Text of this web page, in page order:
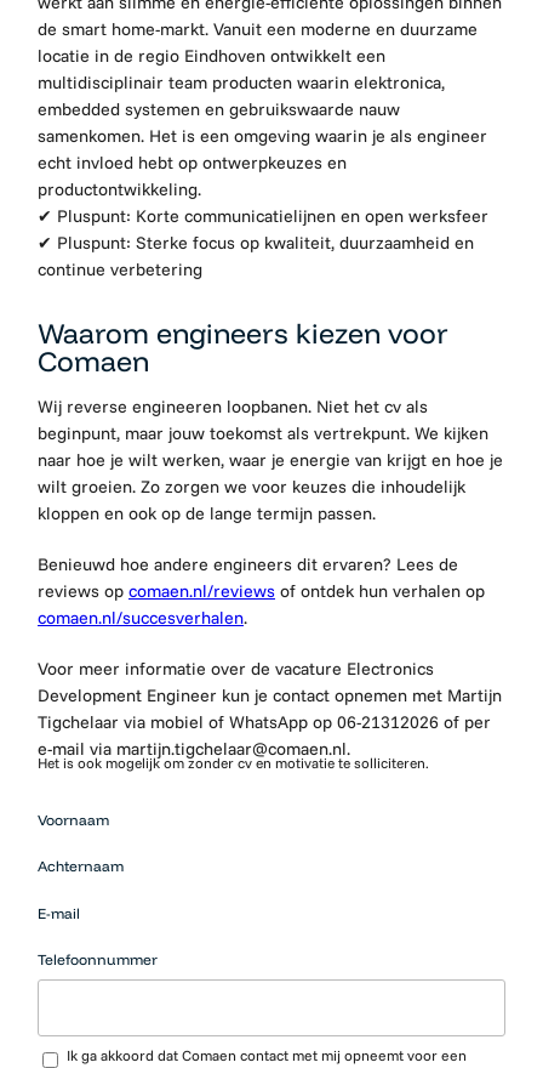
de smart home-markt. Vanuit een moderne en duurzame
locatie in de regio Eindhoven ontwikkelt een
multidisciplinair team producten waarin elektronica,
embedded systemen en gebruikswaarde nauw
samenkomen. Het is een omgeving waarin je als engineer
echt invloed hebt op ontwerpkeuzes en
productontwikkeling.
✔ Pluspunt: Korte communicatielijnen en open werksfeer
✔ Pluspunt: Sterke focus op kwaliteit, duurzaamheid en
continue verbetering
Waarom engineers kiezen voor
Comaen
Wij reverse engineeren loopbanen. Niet het cv als
beginpunt, maar jouw toekomst als vertrekpunt. We kijken
naar hoe je wilt werken, waar je energie van krijgt en hoe je
wilt groeien. Zo zorgen we voor keuzes die inhoudelijk
kloppen en ook op de lange termijn passen.
Benieuwd hoe andere engineers dit ervaren? Lees de
reviews op comaen.nl/reviews of ontdek hun verhalen op
comaen.nl/succesverhalen.
Voor meer informatie over de vacature Electronics
Development Engineer kun je contact opnemen met Martijn
Tigchelaar via mobiel of WhatsApp op 06-21312026 of per
e-mail via martijn.tigchelaar@comaen.nl.
Het is ook mogelijk om zonder cv en motivatie te solliciteren.
Voornaam
Achternaam
E-mail
Telefoonnummer
Ik ga akkoord dat Comaen contact met mij opneemt voor een
die op zoek
werk
neerzetten.